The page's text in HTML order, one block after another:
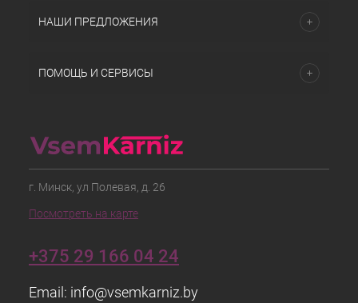
НАШИ ПРЕДЛОЖЕНИЯ
ПОМОЩЬ И СЕРВИСЫ
г. Минск, ул Полевая, д. 26
Посмотреть на карте
+375 29 166 04 24
Email: info@vsemkarniz.by